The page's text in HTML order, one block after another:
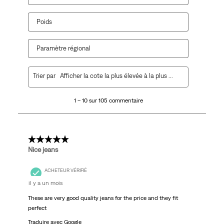
Poids
Paramètre régional
105
1 – 10 sur 105 commentaire
Trier par Afficher la cote la plus élevée à la plus faible
5 étoile(s) sur 5.
Nice jeans
ACHETEUR VÉRIFIÉ
il y a un mois
These are very good quality jeans for the price and they fit
perfect
Traduire avec Google